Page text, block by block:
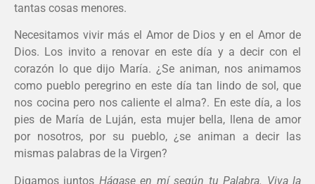
tantas cosas menores.
Necesitamos vivir más el Amor de Dios y en el Amor de
Dios. Los invito a renovar en este día y a decir con el
corazón lo que dijo María. ¿Se animan, nos animamos
como pueblo peregrino en este día tan lindo de sol, que
nos cocina pero nos caliente el alma?. En este día, a los
pies de María de Luján, esta mujer bella, llena de amor
por nosotros, por su pueblo, ¿se animan a decir las
mismas palabras de la Virgen?
Digamos juntos Hágase en mí según tu Palabra. Viva la